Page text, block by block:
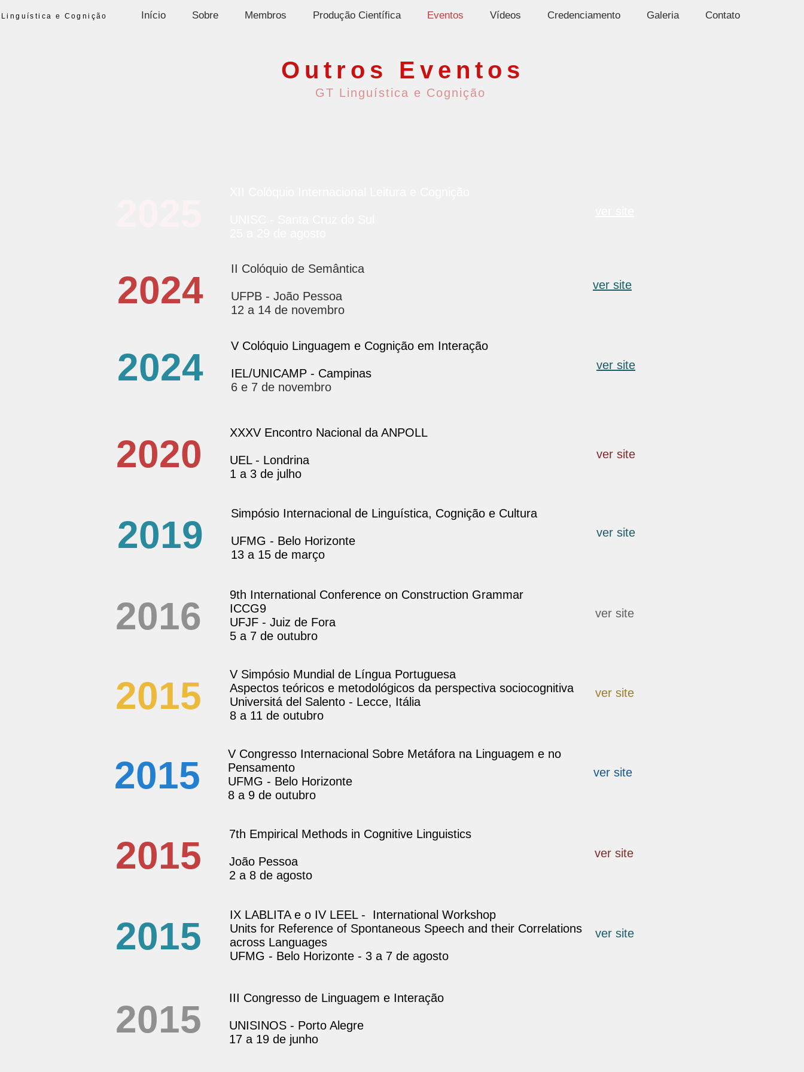
Linguística e Cognição Início Sobre Membros Produção Científica Eventos Vídeos Credenciamento Galeria Contato
Outros Eventos
GT Linguística e Cognição
2024 II Colóquio de Semântica
UFPB - João Pessoa
12 a 14 de novembro
ver site
2024 V Colóquio Linguagem e Cognição em Interação
IEL/UNICAMP - Campinas
6 e 7 de novembro
ver site
2020 XXXV Encontro Nacional da ANPOLL
UEL - Londrina
1 a 3 de julho
ver site
2019 Simpósio Internacional de Linguística, Cognição e Cultura
UFMG - Belo Horizonte
13 a 15 de março
ver site
2016
9th International Conference on Construction Grammar
ICCG9
UFJF - Juiz de Fora
5 a 7 de outubro
ver site
2015
V Simpósio Mundial de Língua Portuguesa
Aspectos teóricos e metodológicos da perspectiva sociocognitiva
Universitá del Salento - Lecce, Itália
8 a 11 de outubro
ver site
2015
V Congresso Internacional Sobre Metáfora na Linguagem e no
Pensamento
UFMG - Belo Horizonte
8 a 9 de outubro
ver site
2015 7th Empirical Methods in Cognitive Linguistics
João Pessoa
2 a 8 de agosto
ver site
2015
IX LABLITA e o IV LEEL - International Workshop
Units for Reference of Spontaneous Speech and their Correlations
across Languages
UFMG - Belo Horizonte - 3 a 7 de agosto
ver site
2015 III Congresso de Linguagem e Interação
UNISINOS - Porto Alegre
17 a 19 de junho